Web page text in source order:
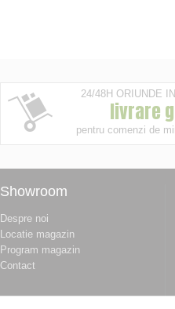
24/48H ORIUNDE
livrare
pentru comenzi de
Showroom
Despre noi
Locatie magazin
Program magazin
Contact